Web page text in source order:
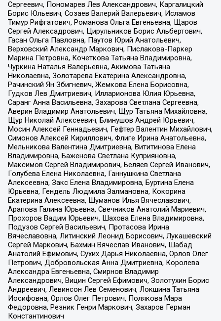
Сергеевич, Пономарев Лев Александрович, Каргалицкий
Борис Юльевич, Созаев Валерий Валерьевич, Исламов
Тимур Рифгатович, Романова Ольга Евгеньевна, Щаров
Сергей Алексадрович, Цирульников Борис Альбертович,
Гасан Ольга Павловна, Паутов Юрий Анатольевич,
Верховский Александр Маркович, Пислакова-Паркер
Марина Петровна, Кочеткова Татьяна Владимировна,
Чуркина Наталья Валерьевна, Акимова Татьяна
Николаевна, Золотарева Екатерина Александровна,
Рачинский Ян Збигневич, Жемкова Елена Борисовна,
Гудков Лев Дмитриевич, Илларионова Юлия Юрьевна,
Саранг Анна Васильевна, Захарова Светлана Сергеевна,
Аверин Владимир Анатольевич, Щур Татьяна Михайловна,
Щур Николай Алексеевич, Блинушов Андрей Юрьевич,
Мосин Алексей Геннадьевич, Гефтер Валентин Михайлович,
Симонов Алексей Кириллович, Флиге Ирина Анатольевна,
Мельникова Валентина Дмитриевна, Вититинова Елена
Владимировна, Баженова Светлана Куприяновна,
Максимов Сергей Владимирович, Беляев Сергей Иванович,
Голубева Елена Николаевна, Ганнушкина Светлана
Алексеевна, Закс Елена Владимировна, Буртина Елена
Юрьевна, Гендель Людмила Залмановна, Кокорина
Екатерина Алексеевна, Шуманов Илья Вячеславович,
Арапова Галина Юрьевна, Свечников Анатолий Мариевич,
Прохоров Вадим Юрьевич, Шахова Елена Владимировна,
Подузов Сергей Васильевич, Протасова Ирина
Вячеславовна, Литинский Леонид Борисович, Лукашевский
Сергей Маркович, Бахмин Вячеслав Иванович, Шабад
Анатолий Ефимович, Сухих Дарья Николаевна, Орлов Олег
Петрович, Добровольская Анна Дмитриевна, Королева
Александра Евгеньевна, Смирнов Владимир
Александрович, Вицин Сергей Ефимович, Золотухин Борис
Андреевич, Левинсон Лев Семенович, Локшина Татьяна
Иосифовна, Орлов Олег Петрович, Полякова Мара
Федоровна, Резник Генри Маркович, Захаров Герман
Константинович